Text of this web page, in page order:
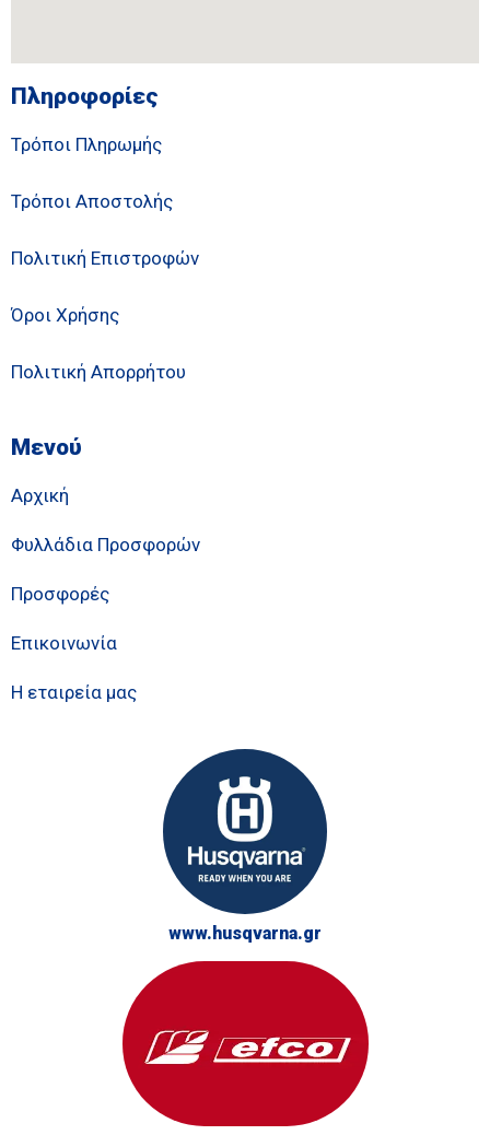
Πληροφορίες
Τρόποι Πληρωμής
Τρόποι Αποστολής
Πολιτική Επιστροφών
Όροι Χρήσης
Πολιτική Απορρήτου
Μενού
Αρχική
Φυλλάδια Προσφορών
Προσφορές
Επικοινωνία
Η εταιρεία μας
www.husqvarna.gr